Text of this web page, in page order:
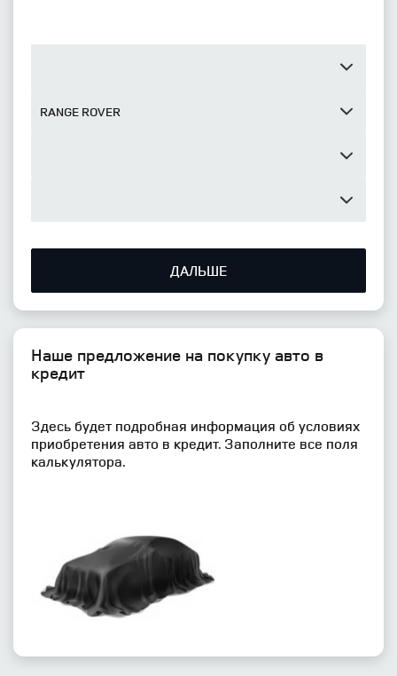
ДАЛЬШЕ
Наше предложение на покупку авто в
кредит
Здесь будет подробная информация об условиях
приобретения авто в кредит. Заполните все поля
калькулятора.